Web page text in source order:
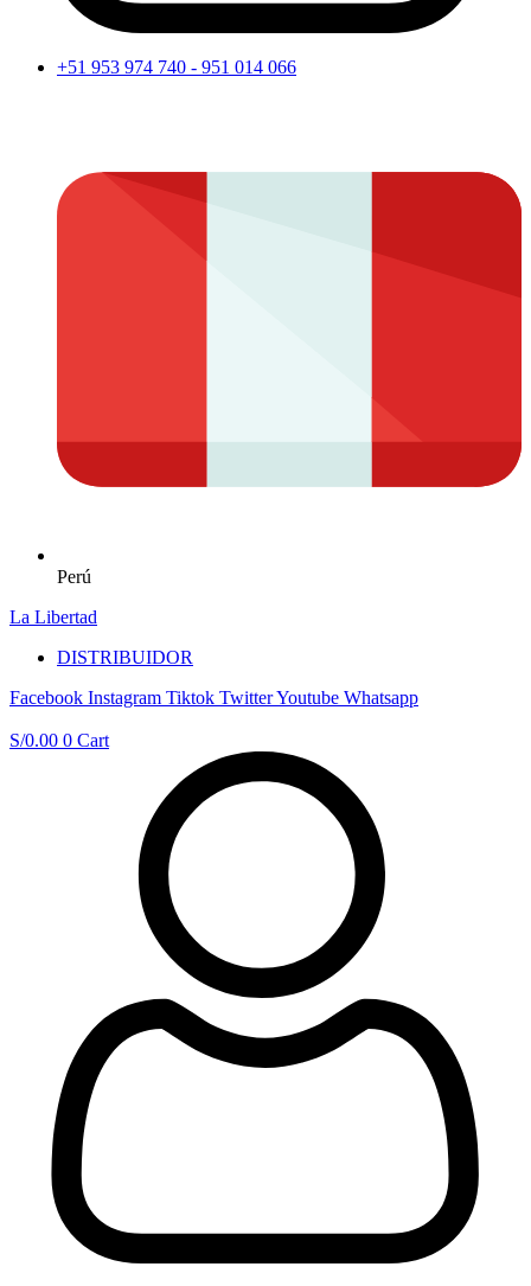
+51 953 974 740 - 951 014 066
Perú
La Libertad
DISTRIBUIDOR
Facebook Instagram Tiktok TwitterYoutube Whatsapp
S/0.00 0 Cart